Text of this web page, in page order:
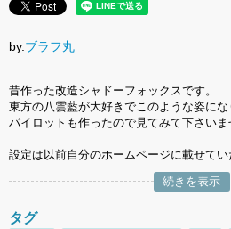
by. ブラフ丸
昔作った改造シャドーフォックスです。
東方の八雲藍が大好きでこのような姿にな
パイロットも作ったので見てみて下さいま
設定は以前自分のホームページに載せてい
続きを表示
タグ